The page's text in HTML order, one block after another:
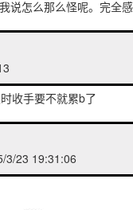
说怎么那么怪呢。完全
收手要不就累b了
3/23 19:31:06